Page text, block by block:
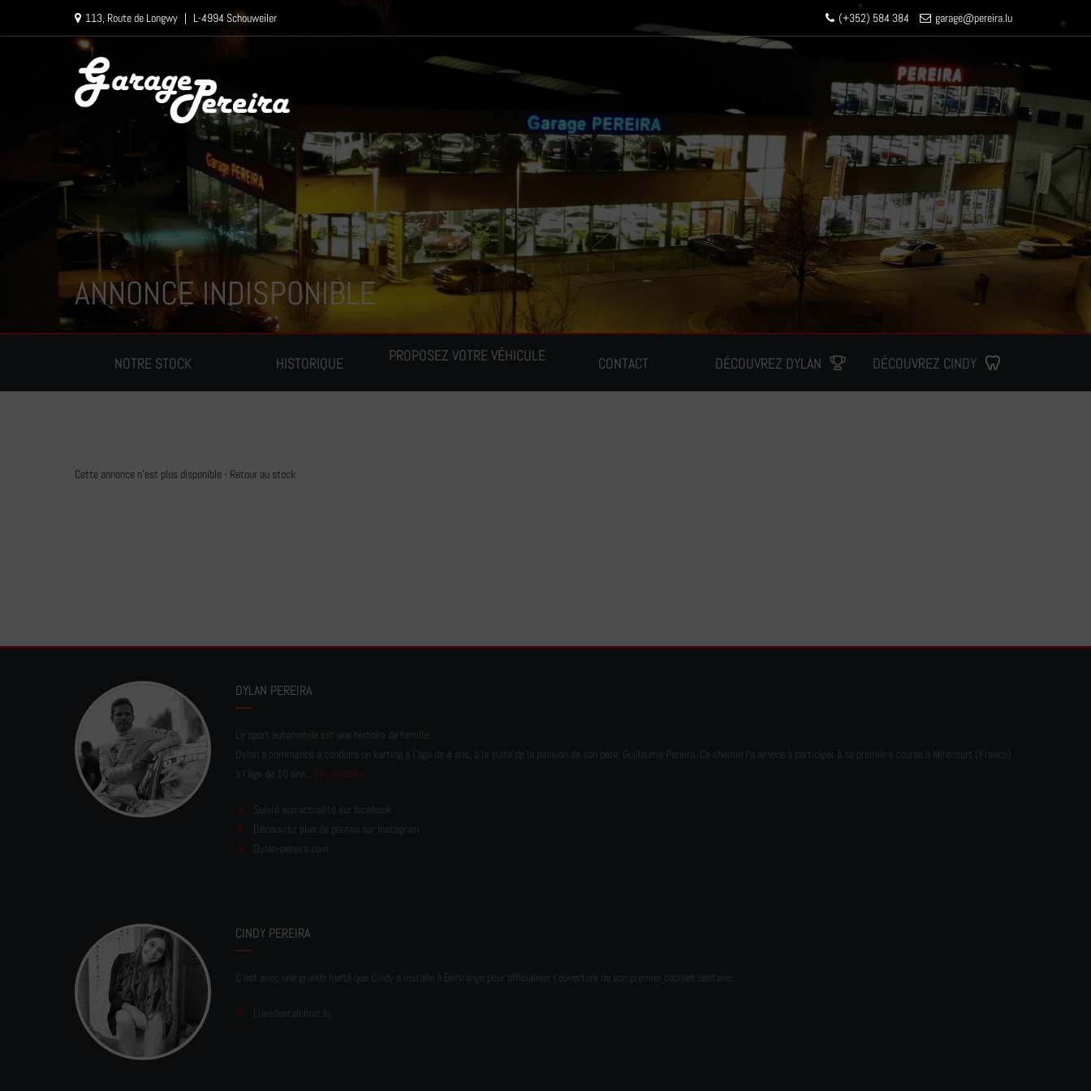
113, Route de Longwy | L-4994 Schouweiler (+352) 584 384 garage@pereira.lu
NOTRE STOCK HISTORIQUE PROPOSEZ VOTRE VÉHICULE CONTACT DÉCOUVREZ DYLAN DÉCOUVREZ CINDY
ANNONCE INDISPONIBLE
Cette annonce n'est plus disponible - Retour au stock
DYLAN PEREIRA
Le sport automobile est une histoire de famille.
Dylan a commencé à conduire un karting à l’âge de 4 ans, à la suite de la passion de son père, Guillaume Pereira. Ce chemin l'a amené à participer à sa première course à Mirecourt (France)
à l'âge de 10 ans... Lire la suite
Suivre son actualité sur facebook
Découvrez plus de photos sur Instagram
Dylan-pereira.com
CINDY PEREIRA
C'est avec une grande fierté que Cindy s'installe à Bertrange pour officialiser l'ouverture de son premier cabinet dentaire.
Luxedentalclinic.lu